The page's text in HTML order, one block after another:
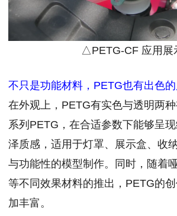
△PETG-CF 应用展
不只是功能材料，PETG也有出色
在外观上，PETG有实色与透明两
系列PETG，在合适参数下能够呈
泽质感，适用于灯罩、展示盒、收
与功能性的模型制作。同时，随着
等不同效果材料的推出，PETG的
加丰富。